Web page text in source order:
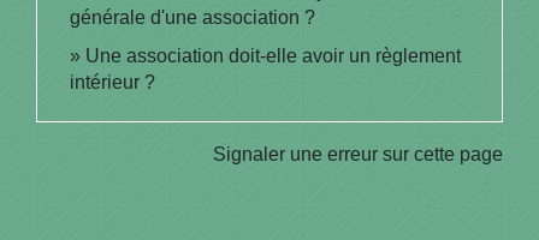
générale d'une association ?
Une association doit-elle avoir un règlement
intérieur ?
Signaler une erreur sur cette page